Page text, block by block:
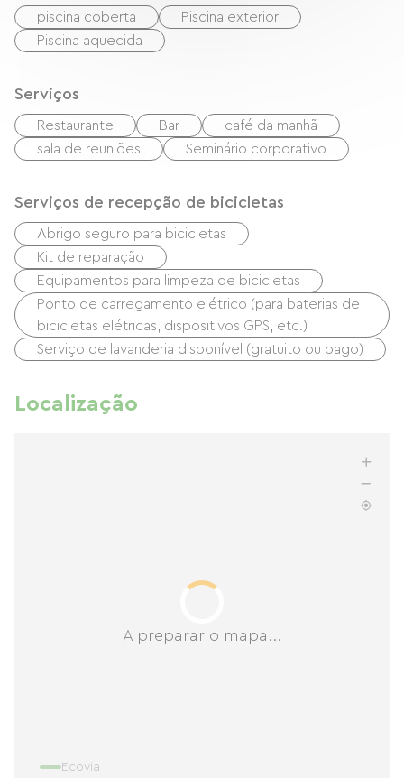
🌲 Une pause nature… et bien plus encore
Domaine de Champé est l’étape parfaite pour
recharger vos batteries, profiter du calme et
savourer l’instant.
Prenez le temps. Respirez. Vous êtes arrivés.
piscina coberta
Piscina exterior
Piscina aquecida
Serviços
Restaurante Bar
café da manhã
sala de reuniões
Seminário corporativo
Serviços de recepção de bicicletas
Abrigo seguro para bicicletas
Kit de reparação
Equipamentos para limpeza de bicicletas
Ponto de carregamento elétrico (para baterias de
bicicletas elétricas, dispositivos GPS, etc.)
Serviço de lavanderia disponível (gratuito ou pago)
Localização
A preparar o mapa...
Ecovia